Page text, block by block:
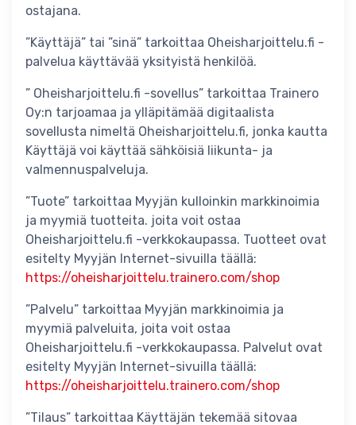
ostajana.
”Käyttäjä” tai ”sinä” tarkoittaa Oheisharjoittelu.fi -
palvelua käyttävää yksityistä henkilöä.
” Oheisharjoittelu.fi -sovellus” tarkoittaa Trainero
Oy:n tarjoamaa ja ylläpitämää digitaalista
sovellusta nimeltä Oheisharjoittelu.fi, jonka kautta
Käyttäjä voi käyttää sähköisiä liikunta- ja
valmennuspalveluja.
”Tuote” tarkoittaa Myyjän kulloinkin markkinoimia
ja myymiä tuotteita. joita voit ostaa
Oheisharjoittelu.fi -verkkokaupassa. Tuotteet ovat
esitelty Myyjän Internet-sivuilla täällä:
https://oheisharjoittelu.trainero.com/shop
”Palvelu” tarkoittaa Myyjän markkinoimia ja
myymiä palveluita, joita voit ostaa
Oheisharjoittelu.fi -verkkokaupassa. Palvelut ovat
esitelty Myyjän Internet-sivuilla täällä:
https://oheisharjoittelu.trainero.com/shop
”Tilaus” tarkoittaa Käyttäjän tekemää sitovaa